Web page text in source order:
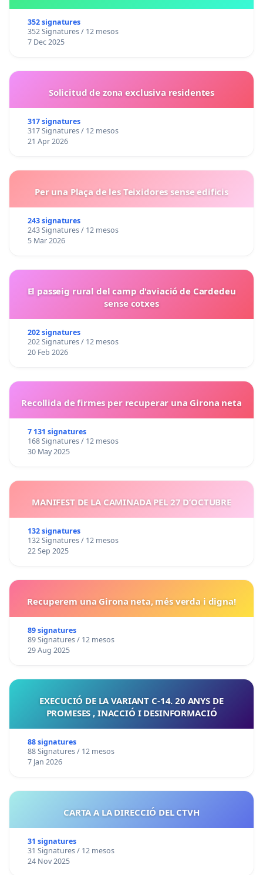
352 signatures
352 Signatures / 12 mesos
7 Dec 2025
Solicitud de zona exclusiva residentes
317 signatures
317 Signatures / 12 mesos
21 Apr 2026
Per una Plaça de les Teixidores sense edificis
243 signatures
243 Signatures / 12 mesos
5 Mar 2026
El passeig rural del camp d'aviació de Cardedeu
sense cotxes
202 signatures
202 Signatures / 12 mesos
20 Feb 2026
Recollida de firmes per recuperar una Girona neta
7 131 signatures
168 Signatures / 12 mesos
30 May 2025
MANIFEST DE LA CAMINADA PEL 27 D’OCTUBRE
132 signatures
132 Signatures / 12 mesos
22 Sep 2025
Recuperem una Girona neta, més verda i digna!
89 signatures
89 Signatures / 12 mesos
29 Aug 2025
EXECUCIÓ DE LA VARIANT C-14. 20 ANYS DE
PROMESES , INACCIÓ I DESINFORMACIÓ
88 signatures
88 Signatures / 12 mesos
7 Jan 2026
CARTA A LA DIRECCIÓ DEL CTVH
31 signatures
31 Signatures / 12 mesos
24 Nov 2025